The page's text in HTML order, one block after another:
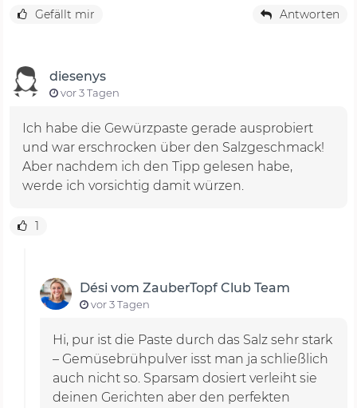
Gefällt mir Antworten
diesenys
vor 3 Tagen
Ich habe die Gewürzpaste gerade ausprobiert
und war erschrocken über den Salzgeschmack!
Aber nachdem ich den Tipp gelesen habe,
werde ich vorsichtig damit würzen.
1
Dési vom ZauberTopf Club Team
vor 3 Tagen
Hi, pur ist die Paste durch das Salz sehr stark
– Gemüsebrühpulver isst man ja schließlich
auch nicht so. Sparsam dosiert verleiht sie
deinen Gerichten aber den perfekten